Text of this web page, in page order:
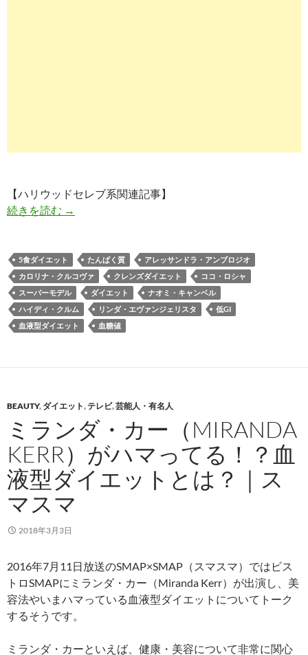
【ハリウッドセレブ系関連記事】
続きを読む スーパーモデルはどんなダイエットをしている
→
5食ダイエット たんぱく質
アレッサンドラ・アンブロジオ
カロリナ・クルコヴァ
クレンズダイエット
ココ・ロシャ
スーパーモデル
ダイエット
ナオミ・キャンベル
ハイディ・クルム
リンダ・エヴァンジェリスタ
低GI
血液型ダイエット
血糖値
BEAUTY, ダイエット,テレビ,芸能人・有名人
ミランダ・カー（MIRANDA
KERR）がハマってる！？血
液型ダイエットとは？｜ス
マスマ
2018年3月3日
2016年7月11日放送のSMAP×SMAP（スマスマ）ではビス
トロSMAPにミランダ・カー（Miranda Kerr）が出演し、美
容法やいまハマっている血液型ダイエットについてトーク
するそうです。
ミランダ・カーといえば、健康・美容について非常に関心